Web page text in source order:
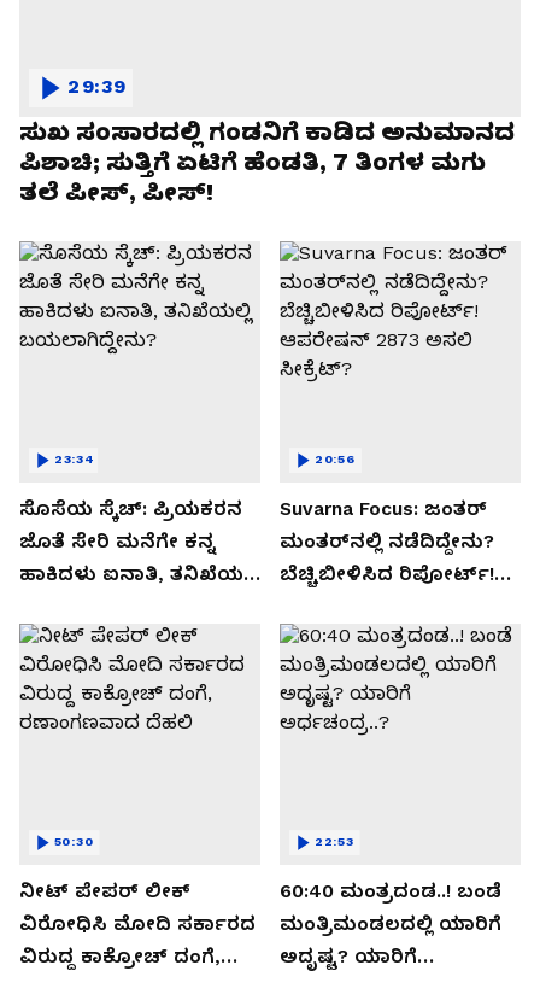
ಸುಖ ಸಂಸಾರದಲ್ಲಿ ಗಂಡನಿಗೆ ಕಾಡಿದ ಅನುಮಾನದ
ಪಿಶಾಚಿ; ಸುತ್ತಿಗೆ ಏಟಿಗೆ ಹೆಂಡತಿ, 7 ತಿಂಗಳ ಮಗು
ತಲೆ ಪೀಸ್, ಪೀಸ್!
29:39
ಸೊಸೆಯ ಸ್ಕೆಚ್: ಪ್ರಿಯಕರನ
ಜೊತೆ ಸೇರಿ ಮನೆಗೇ ಕನ್ನ
ಹಾಕಿದಳು ಐನಾತಿ, ತನಿಖೆಯಲ್ಲಿ
23:34
Suvarna Focus: ಜಂತರ್
ಮಂತರ್‌ನಲ್ಲಿ ನಡೆದಿದ್ದೇನು?
ಬೆಚ್ಚಿಬೀಳಿಸಿದ ರಿಪೋರ್ಟ್!
ಸೀಕ್ರೆಟ್?
20:56
ನೀಟ್ ಪೇಪರ್ ಲೀಕ್
ವಿರೋಧಿಸಿ ಮೋದಿ ಸರ್ಕಾರದ
ವಿರುದ್ದ ಕಾಕ್ರೋಚ್ ದಂಗೆ,
50:30
60:40 ಮಂತ್ರದಂಡ..! ಬಂಡೆ
ಮಂತ್ರಿಮಂಡಲದಲ್ಲಿ ಯಾರಿಗೆ
ಅದೃಷ್ಟ? ಯಾರಿಗೆ
22:53